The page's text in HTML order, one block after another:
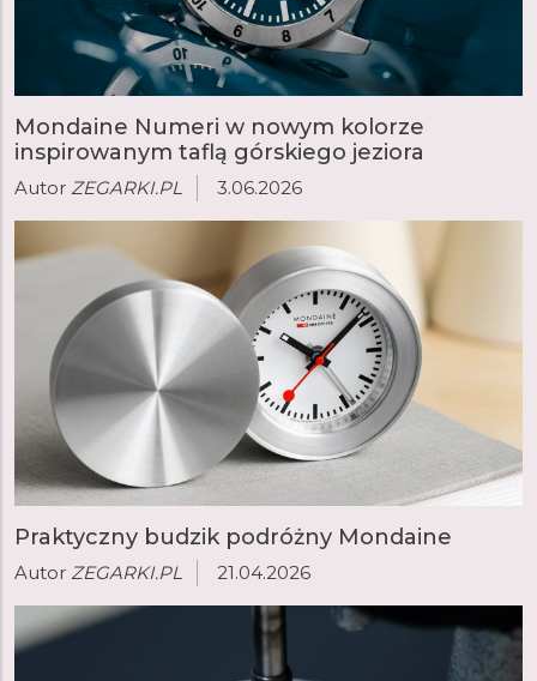
Mondaine Numeri w nowym kolorze
inspirowanym taflą górskiego jeziora
Autor ZEGARKI.PL 3.06.2026
Praktyczny budzik podróżny Mondaine
Autor ZEGARKI.PL 21.04.2026